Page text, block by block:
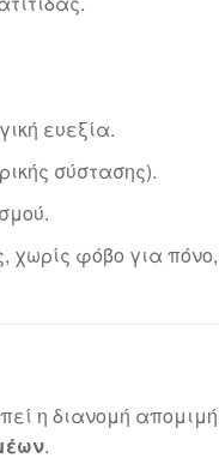
ευεξία.
σύστασης).
χωρίς φόβο για
η διανομή
.